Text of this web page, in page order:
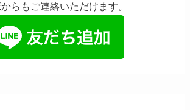
らもご連絡いただけます。